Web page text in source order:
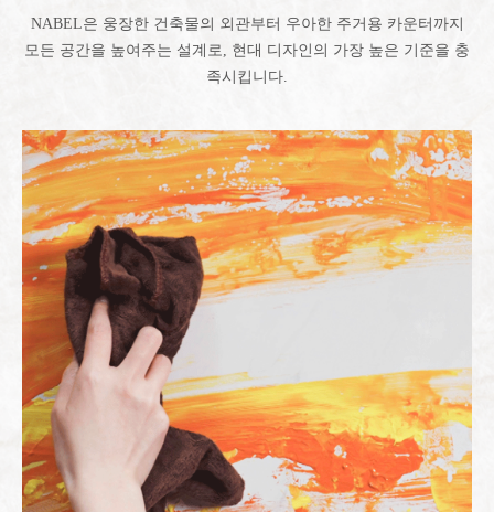
NABEL은 웅장한 건축물의 외관부터 우아한 주거용 카운터까지
모든 공간을 높여주는 설계로, 현대 디자인의 가장 높은 기준을 충
족시킵니다.